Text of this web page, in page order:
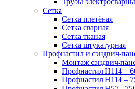
Трубы
Сетка
Сетка плетёная
Сетка сварная
Сетка тканая
Сетка штукатурная
Профнастил и сэндвич-
Монтаж сэндвич-
Профнастил Н114 –
Профнастил Н114 –